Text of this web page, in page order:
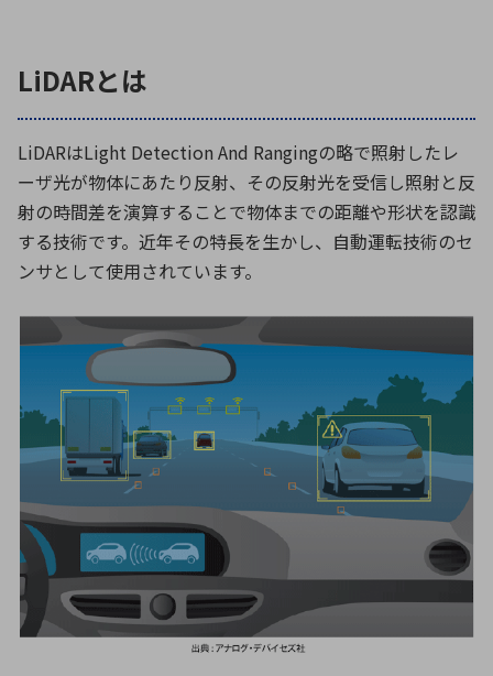
シミュレーター
環境構築・開発システム
半導体・電子部品小ロット
LiDARとは
LiDARはLight Detection And Rangingの略で照射したレ
ーザ光が物体にあたり反射、その反射光を受信し照射と反
射の時間差を演算することで物体までの距離や形状を認識
する技術です。近年その特長を生かし、自動運転技術のセ
ンサとして使用されています。